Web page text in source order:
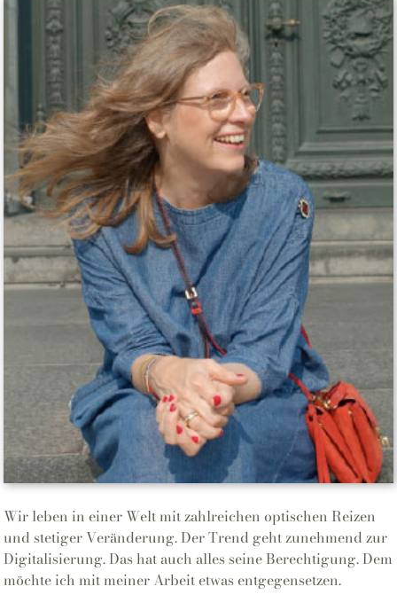
Wir leben in einer Welt mit zahlreichen optischen Reizen
und stetiger Veränderung. Der Trend geht zunehmend zur
Digitalisierung. Das hat auch alles seine Berechtigung. Dem
möchte ich mit meiner Arbeit etwas entgegensetzen.